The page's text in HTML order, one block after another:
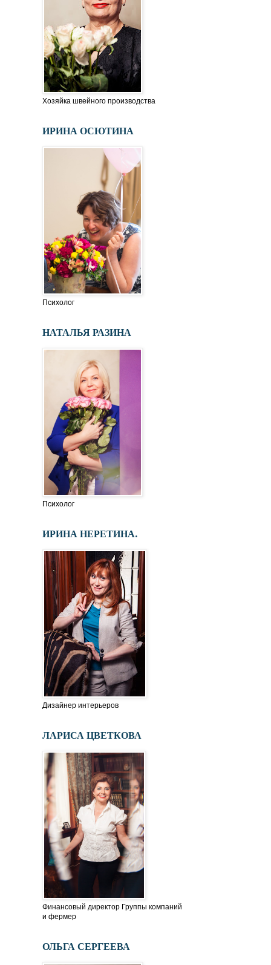
Хозяйка швейного производства
ИРИНА ОСЮТИНА
Психолог
НАТАЛЬЯ РАЗИНА
Психолог
ИРИНА НЕРЕТИНА.
Дизайнер интерьеров
ЛАРИСА ЦВЕТКОВА
Финансовый директор Группы компаний
и фермер
ОЛЬГА СЕРГЕЕВА